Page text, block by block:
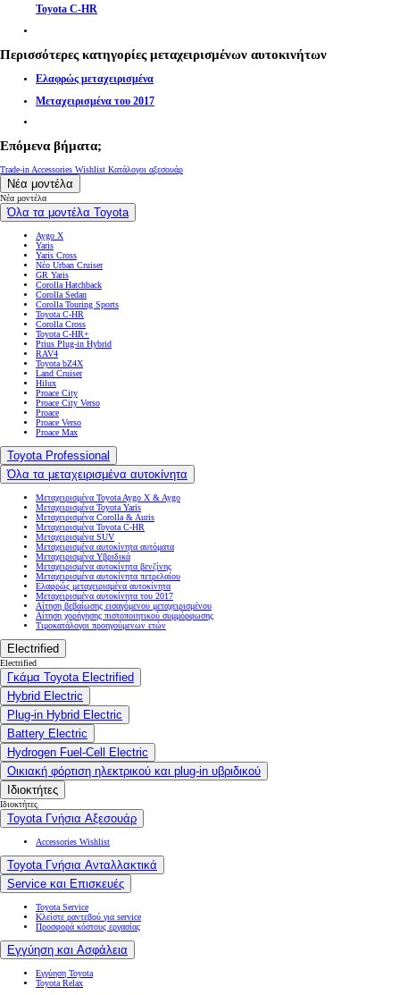
Toyota C-HR
Περισσότερες κατηγορίες μεταχειρισμένων αυτοκινήτων
Ελαφρώς μεταχειρισμένα
Μεταχειρισμένα του 2017
Επόμενα βήματα;
Trade-inAccessories Wishlist Κατάλογοι αξεσουάρ
Νέα μοντέλα
Νέα μοντέλα
Όλα τα μοντέλα Toyota
Aygo X
Yaris
Yaris Cross
Νέο Urban Cruiser
GR Yaris
Corolla Hatchback
Corolla Sedan
Corolla Touring Sports
Toyota C-HR
Corolla Cross
Toyota C-HR+
Prius Plug-in Hybrid
RAV4
Toyota bZ4X
Land Cruiser
Hilux
Proace City
Proace City Verso
Proace
Proace Verso
Proace Max
Toyota Professional
Όλα τα μεταχειρισμένα αυτοκίνητα
Μεταχειρισμένα Toyota Aygo X & Aygo
Μεταχειρισμένα Toyota Yaris
Μεταχειρισμένα Corolla & Auris
Μεταχειρισμένα Toyota C-HR
Μεταχειρισμένα SUV
Μεταχειρισμένα αυτοκίνητα αυτόματα
Μεταχειρισμένα Υβριδικά
Μεταχειρισμένα αυτοκίνητα βενζίνης
Μεταχειρισμένα αυτοκίνητα πετρελαίου
Ελαφρώς μεταχειρισμένα αυτοκίνητα
Μεταχειρισμένα αυτοκίνητα του 2017
Αίτηση βεβαίωσης εισαγόμενου μεταχειρισμένου
Αίτηση χορήγησης πιστοποιητικού συμμόρφωσης
Τιμοκατάλογοι προηγούμενων ετών
Electrified
Electrified
Γκάμα Toyota Electrified
Hybrid Electric
Plug-in Hybrid Electric
Battery Electric
Hydrogen Fuel-Cell Electric
Οικιακή φόρτιση ηλεκτρικού και plug-in υβριδικού
Ιδιοκτήτες
Ιδιοκτήτες
Toyota Γνήσια Αξεσουάρ
Accessories Wishlist
Toyota Γνήσια Ανταλλακτικά
Service και Επισκευές
Toyota Service
Κλείστε ραντεβού για service
Προσφορά κόστους εργασίας
Εγγύηση και Ασφάλεια
Εγγύηση Toyota
Toyota Relax